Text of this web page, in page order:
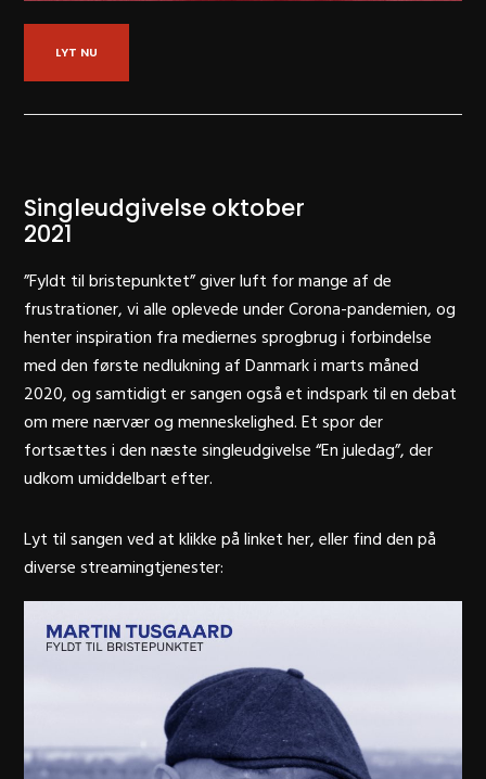
LYT NU
Singleudgivelse oktober
2021
”Fyldt til bristepunktet” giver luft for mange af de
frustrationer, vi alle oplevede under Corona-pandemien, og
henter inspiration fra mediernes sprogbrug i forbindelse
med den første nedlukning af Danmark i marts måned
2020, og samtidigt er sangen også et indspark til en debat
om mere nærvær og menneskelighed. Et spor der
fortsættes i den næste singleudgivelse “En juledag”, der
udkom umiddelbart efter.
Lyt til sangen ved at klikke på linket her, eller find den på
diverse streamingtjenester: